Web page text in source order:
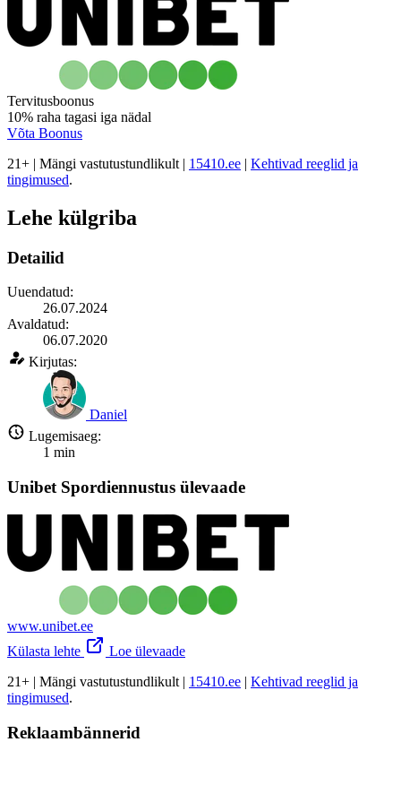
Tervitusboonus
10% raha tagasi iga nädal
Võta Boonus
21+ | Mängi vastutustundlikult | 15410.ee | Kehtivad reeglid ja
tingimused.
Lehe külgriba
Detailid
Uuendatud:
26.07.2024
Avaldatud:
06.07.2020
Kirjutas:
Daniel
Lugemisaeg:
1 min
Unibet Spordiennustus ülevaade
www.unibet.ee
Külasta lehte
Loe ülevaade
21+ | Mängi vastutustundlikult | 15410.ee | Kehtivad reeglid ja
tingimused.
Reklaambännerid